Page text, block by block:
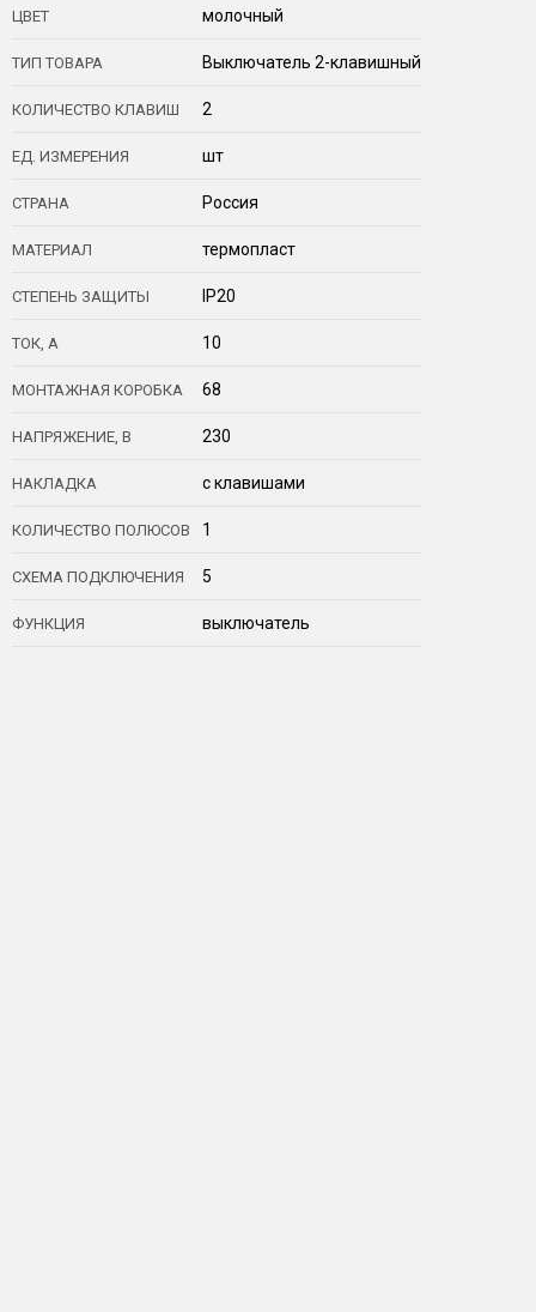
ЦВЕТ молочный
ТИП ТОВАРА Выключатель 2-клавишный
КОЛИЧЕСТВО КЛАВИШ 2
ЕД. ИЗМЕРЕНИЯ шт
СТРАНА Россия
МАТЕРИАЛ термопласт
СТЕПЕНЬ ЗАЩИТЫ IP20
ТОК, А 10
МОНТАЖНАЯ КОРОБКА 68
НАПРЯЖЕНИЕ, В 230
НАКЛАДКА с клавишами
КОЛИЧЕСТВО ПОЛЮСОВ 1
СХЕМА ПОДКЛЮЧЕНИЯ 5
ФУНКЦИЯ выключатель